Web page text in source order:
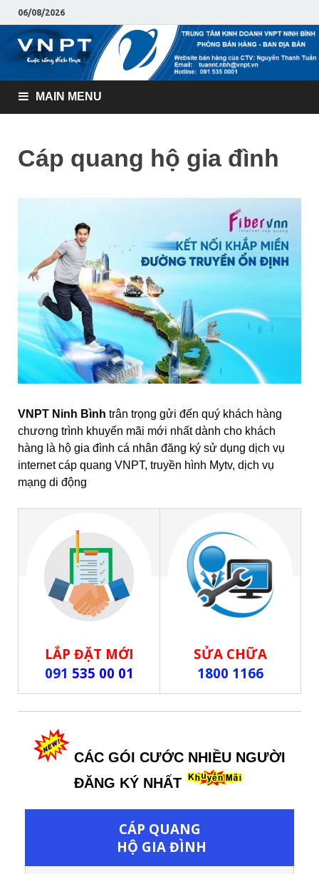
06/08/2026
MAIN MENU
Cáp quang hộ gia đình
VNPT Ninh Bình trân trọng gửi đến quý khách hàng
chương trình khuyến mãi mới nhất dành cho khách
hàng là hộ gia đình cá nhân đăng ký sử dụng dịch vụ
internet cáp quang VNPT, truyền hình Mytv, dịch vụ
mạng di động
LẮP ĐẶT MỚI
091 535 00 01
SỬA CHỮA
1800 1166
CÁC GÓI CƯỚC NHIỀU NGƯỜI
ĐĂNG KÝ NHẤT
CÁP QUANG
HỘ GIA ĐÌNH